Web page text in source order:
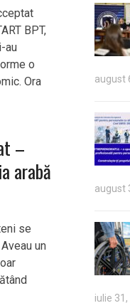
BPT,
au
o
Ora
–
arabă
se
un
august
august
iulie